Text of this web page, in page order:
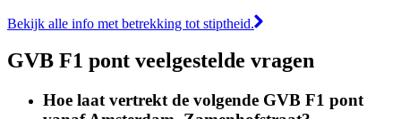
Bekijk alle info met betrekking tot stiptheid.
GVB F1 pont veelgestelde vragen
Hoe laat vertrekt de volgende GVB F1 pont